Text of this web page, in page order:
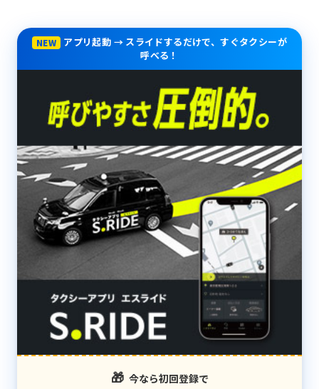
NEW
アプリ起動 → スライドするだけで、すぐタクシーが
呼べる！
🎁 今なら初回登録で